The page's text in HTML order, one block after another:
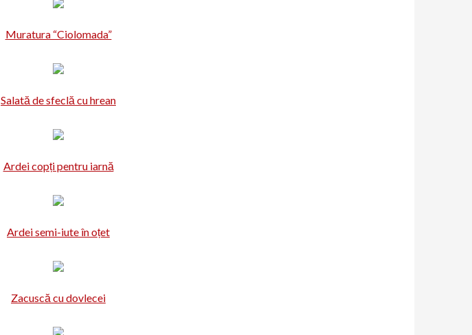
Muratura “Ciolomada”
Salată de sfeclă cu hrean
Ardei copți pentru iarnă
Ardei semi-iute în oțet
Zacuscă cu dovlecei